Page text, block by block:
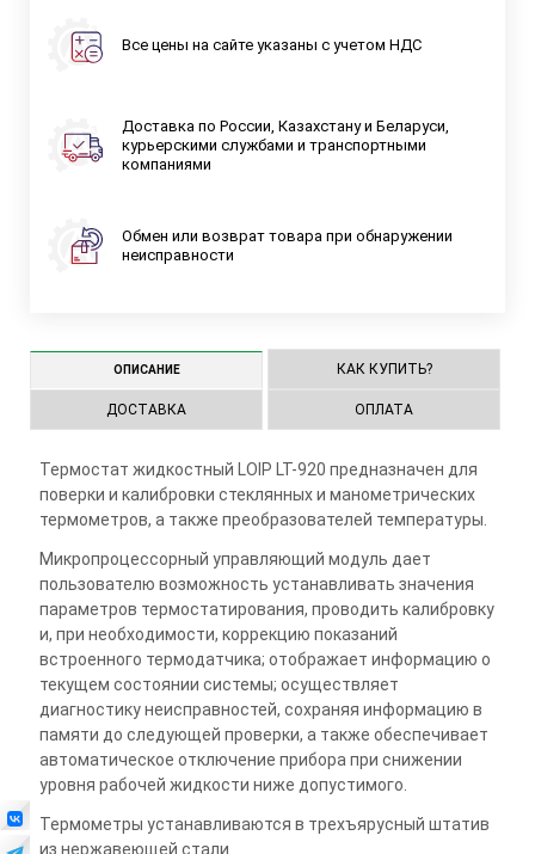
Все цены на сайте указаны с учетом НДС
Доставка по России, Казахстану и Беларуси,
курьерскими службами и транспортными
компаниями
Обмен или возврат товара при обнаружении
неисправности
ОПИСАНИЕ КАК КУПИТЬ?
ДОСТАВКА ОПЛАТА
Термостат жидкостный LOIP LT-920 предназначен для
поверки и калибровки стеклянных и манометрических
термометров, а также преобразователей температуры.
Микропроцессорный управляющий модуль дает
пользователю возможность устанавливать значения
параметров термостатирования, проводить калибровку
и, при необходимости, коррекцию показаний
встроенного термодатчика; отображает информацию о
текущем состоянии системы; осуществляет
диагностику неисправностей, сохраняя информацию в
памяти до следующей проверки, а также обеспечивает
автоматическое отключение прибора при снижении
уровня рабочей жидкости ниже допустимого.
Термометры устанавливаются в трехъярусный штатив
из нержавеющей стали.